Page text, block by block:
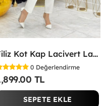
Filiz Kot Kap Lacivert Lacivert
0 Değerlendirme
TL
SEPETE EKLE